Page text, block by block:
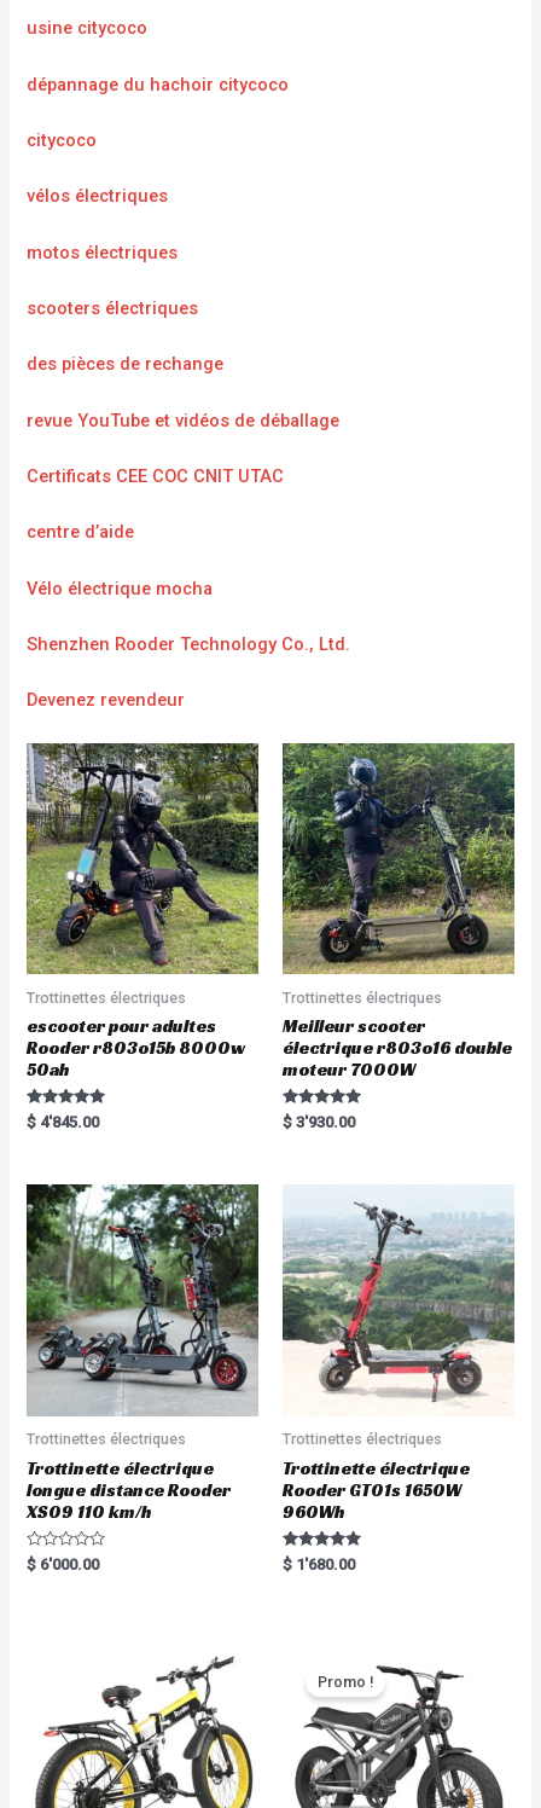
usine citycoco
dépannage du hachoir citycoco
citycoco
vélos électriques
motos électriques
scooters électriques
des pièces de rechange
revue YouTube et vidéos de déballage
Certificats CEE COC CNIT UTAC
centre d’aide
Vélo électrique mocha
Shenzhen Rooder Technology Co., Ltd.
Devenez revendeur
Trottinettes électriques
escooter pour adultes
Rooder r803o15b 8000w
50ah
Rated
5.00
$ 4'845.00
Trottinettes électriques
Meilleur scooter
électrique r803o16 double
moteur 7000W
Rated
5.00
$ 3'930.00
Trottinettes électriques
Trottinette électrique
longue distance Rooder
XS09 110 km/h
R
a
$ 6'000.00
Trottinettes électriques
Trottinette électrique
Rooder GT01s 1650W
960Wh
Rated
5.00
$ 1'680.00
Promo !